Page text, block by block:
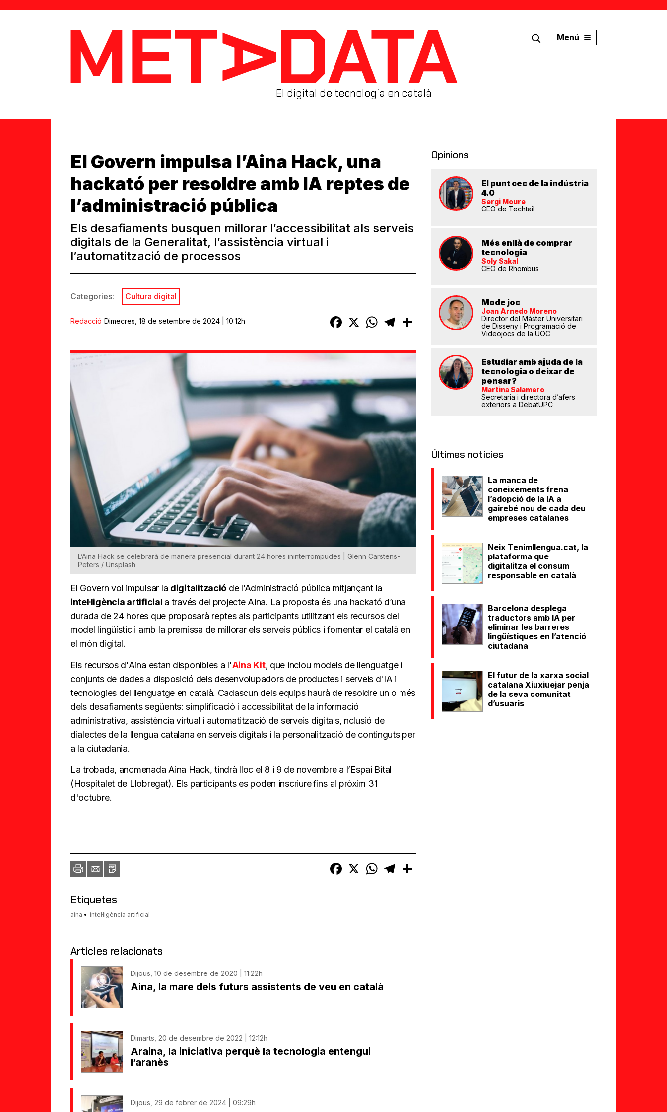
MetaData
El digital de tecnologia en català
Menú
El Govern impulsa l’Aina Hack, una
hackató per resoldre amb IA reptes de
l’administració pública
Els desafiaments busquen millorar l’accessibilitat als serveis
digitals de la Generalitat, l’assistència virtual i
l’automatització de processos
Categories: Cultura digital
Redacció Dimecres, 18 de setembre de 2024 | 10:12h Facebook
X WhatsAppTelegramComparteix
L’Aina Hack se celebrarà de manera presencial durant 24 hores ininterrompudes | Glenn Carstens-
Peters / Unsplash
El Govern vol impulsar la digitalització de l’Administració pública mitjançant la
intel·ligència artificial a través del projecte Aina. La proposta és una hackató d’una
durada de 24 hores que proposarà reptes als participants utilitzant els recursos del
model lingüístic i amb la premissa de millorar els serveis públics i fomentar el català en
el món digital.
Els recursos d'Aina estan disponibles a l'Aina Kit, que inclou models de llenguatge i
conjunts de dades a disposició dels desenvolupadors de productes i serveis d'IA i
tecnologies del llenguatge en català. Cadascun dels equips haurà de resoldre un o més
dels desafiaments següents: simplificació i accessibilitat de la informació
administrativa, assistència virtual i automatització de serveis digitals, nclusió de
dialectes de la llengua catalana en serveis digitals i la personalització de continguts per
a la ciutadania.
La trobada, anomenada Aina Hack, tindrà lloc el 8 i 9 de novembre a l’Espai Bital
(Hospitalet de Llobregat). Els participants es poden inscriurefins al pròxim 31
d'octubre.
ImprimirEnvia
un
PDF Facebook
X WhatsAppTelegram
Etiquetes
aina intel·ligència artificial
Articles relacionats
Dijous, 10 de desembre de 2020 | 11:22h
Aina, la mare dels futurs assistents de veu en català
Dimarts, 20 de desembre de 2022 | 12:12h
Araina, la iniciativa perquè la tecnologia entengui
l’aranès
Dijous, 29 de febrer de 2024 | 09:29h
Opinions
El punt cec de la indústria
4.0
Sergi Moure
CEO de Techtail
Més enllà de comprar
tecnologia
Soly Sakal
CEO de Rhombus
Mode joc
Joan Arnedo Moreno
Director del Màster Universitari
de Disseny i Programació de
Videojocs de la UOC
Estudiar amb ajuda de la
tecnologia o deixar de
pensar?
Martina Salamero
Secretaria i directora d’afers
exteriors a DebatUPC
Últimes notícies
La manca de
coneixements frena
l’adopció de la IA a
gairebé nou de cada deu
empreses catalanes
Neix Tenimllengua.cat, la
plataforma que
digitalitza el consum
responsable en català
Barcelona desplega
traductors amb IA per
eliminar les barreres
lingüístiques en l’atenció
ciutadana
El futur de la xarxa social
catalana Xiuxiuejar penja
de la seva comunitat
d’usuaris